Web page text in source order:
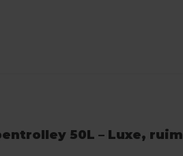
50L – Luxe, ruim